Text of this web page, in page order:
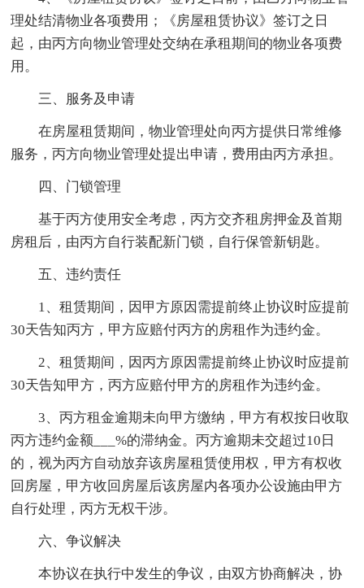
理处结清物业各项费用；《房屋租赁协议》签订之日
起，由丙方向物业管理处交纳在承租期间的物业各项费
用。
三、服务及申请
在房屋租赁期间，物业管理处向丙方提供日常维修
服务，丙方向物业管理处提出申请，费用由丙方承担。
四、门锁管理
基于丙方使用安全考虑，丙方交齐租房押金及首期
房租后，由丙方自行装配新门锁，自行保管新钥匙。
五、违约责任
1、租赁期间，因甲方原因需提前终止协议时应提前
30天告知丙方，甲方应赔付丙方的房租作为违约金。
2、租赁期间，因丙方原因需提前终止协议时应提前
30天告知甲方，丙方应赔付甲方的房租作为违约金。
3、丙方租金逾期未向甲方缴纳，甲方有权按日收取
丙方违约金额___%的滞纳金。丙方逾期未交超过10日
的，视为丙方自动放弃该房屋租赁使用权，甲方有权收
回房屋，甲方收回房屋后该房屋内各项办公设施由甲方
自行处理，丙方无权干涉。
六、争议解决
本协议在执行中发生的争议，由双方协商解决，协